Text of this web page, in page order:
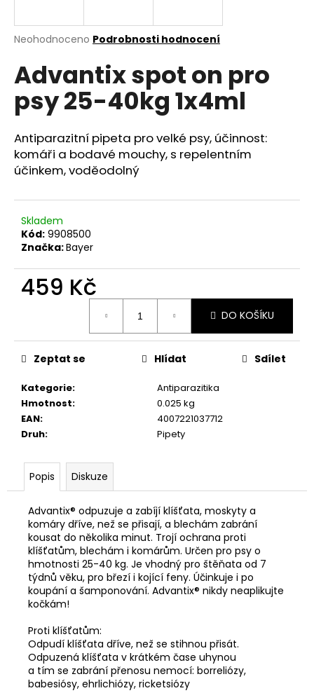
Průměrné
produktu
je
5
hvězdiček.
Neohodnoceno Podrobnosti hodnocení
Advantix spot on pro
psy 25-40kg 1x4ml
Antiparazitní pipeta pro velké psy, účinnost:
komáři a bodavé mouchy, s repelentním
účinkem, voděodolný
Skladem
Kód: 9908500
Značka:Bayer
459 Kč
DO KOŠÍKU
Kategorie:
Antiparazitika
Hmotnost:
0.025 kg
EAN:
4007221037712
Druh: Pipety
Zeptat se Hlídat Sdílet
Popis Diskuze
Advantix® odpuzuje a zabíjí klíšťata, moskyty a
komáry dříve, než se přisají, a blechám zabrání
kousat do několika minut. Trojí ochrana proti
klíšťatům, blechám i komárům. Určen pro psy o
hmotnosti 25-40 kg. Je vhodný pro štěňata od 7
týdnů věku, pro březí i kojící feny. Účinkuje i po
koupání a šamponování. Advantix® nikdy neaplikujte
kočkám!
Proti klíšťatům:
Odpudí klíšťata dříve, než se stihnou přisát.
Odpuzená klíšťata v krátkém čase uhynou
a tím se zabrání přenosu nemocí: borreliózy,
babesiósy, ehrlichiózy, ricketsiózy
j
t
?
HLEDAT
D
o
p
o
j
e
e
JOSICAT
CHICKEN
IN
SAUCE
85G
29
Kč